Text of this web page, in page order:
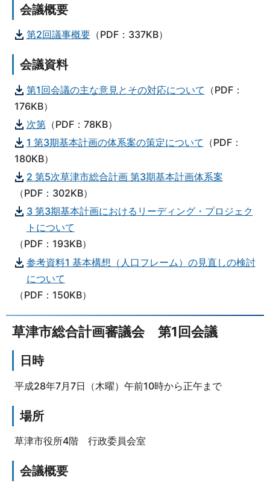
会議概要
第2回議事概要（PDF：337KB）
会議資料
第1回会議の主な意見とその対応について （PDF：
176KB）
次第（PDF：78KB）
1 第3期基本計画の体系案の策定について （PDF：
180KB）
2 第5次草津市総合計画 第3期基本計画体系案
（PDF：302KB）
3 第3期基本計画におけるリーディング・プロジェク
トについて
（PDF：193KB）
参考資料1 基本構想（人口フレーム）の見直しの検討
について
（PDF：150KB）
草津市総合計画審議会 第1回会議
日時
平成28年7月7日（木曜）午前10時から正午まで
場所
草津市役所4階 行政委員会室
会議概要